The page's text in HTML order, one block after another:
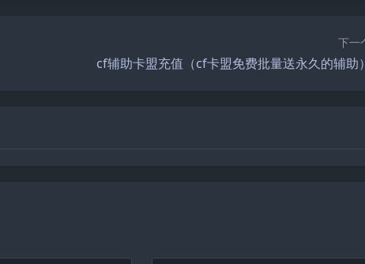
下一
cf辅助卡盟充值（cf卡盟免费批量送永久的辅助